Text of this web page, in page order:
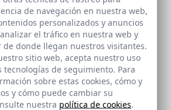
Salteras
de navegación en nuestra web,
personalizados y anuncios
el tráfico en nuestra web y
donde llegan nuestros visitantes.
sitio web, acepta nuestro uso
tecnologías de seguimiento. Para
sobre estas cookies, cómo y
y cómo puede cambiar su
nuestra política de cookies.